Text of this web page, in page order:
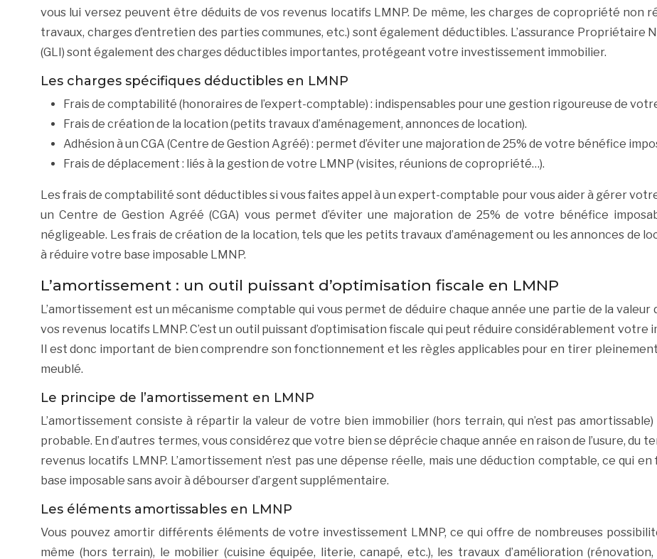
vous lui versez peuvent être déduits de vos revenus locatifs LMNP. De même, les charges de copropriété non
travaux, charges d’entretien des parties communes, etc.) sont également déductibles. L’assurance Propriétaire
(GLI) sont également des charges déductibles importantes, protégeant votre investissement immobilier.
Les charges spécifiques déductibles en LMNP
Frais de comptabilité (honoraires de l’expert-comptable) : indispensables pour une gestion rigoureuse de
Frais de création de la location (petits travaux d’aménagement, annonces de location).
Adhésion à un CGA (Centre de Gestion Agréé) : permet d’éviter une majoration de 25% de votre bénéfice
Frais de déplacement : liés à la gestion de votre LMNP (visites, réunions de copropriété…).
Les frais de comptabilité sont déductibles si vous faites appel à un expert-comptable pour vous aider à gérer
un Centre de Gestion Agréé (CGA) vous permet d’éviter une majoration de 25% de votre bénéfice
négligeable. Les frais de création de la location, tels que les petits travaux d’aménagement ou les annonces de
à réduire votre base imposable LMNP.
L’amortissement : un outil puissant d’optimisation fiscale en LMNP
L’amortissement est un mécanisme comptable qui vous permet de déduire chaque année une partie de la
vos revenus locatifs LMNP. C’est un outil puissant d’optimisation fiscale qui peut réduire considérablement
Il est donc important de bien comprendre son fonctionnement et les règles applicables pour en tirer
meublé.
Le principe de l’amortissement en LMNP
L’amortissement consiste à répartir la valeur de votre bien immobilier (hors terrain, qui n’est pas
probable. En d’autres termes, vous considérez que votre bien se déprécie chaque année en raison de l’usure, du
revenus locatifs LMNP. L’amortissement n’est pas une dépense réelle, mais une déduction comptable, ce qui
base imposable sans avoir à débourser d’argent supplémentaire.
Les éléments amortissables en LMNP
Vous pouvez amortir différents éléments de votre investissement LMNP, ce qui offre de nombreuses
même (hors terrain), le mobilier (cuisine équipée, literie, canapé, etc.), les travaux d’amélioration